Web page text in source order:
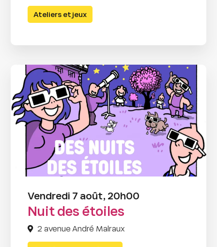
Ateliers et jeux
Vendredi 7 août, 20h00
Nuit des étoiles
2 avenue André Malraux